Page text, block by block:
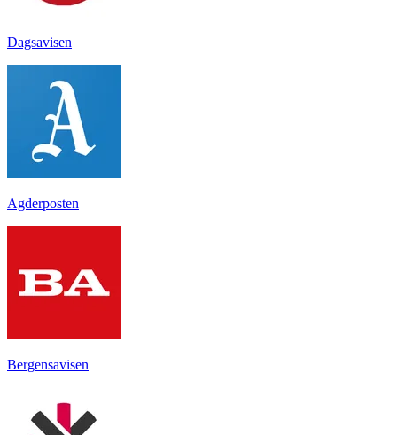
Dagsavisen
Agderposten
Bergensavisen